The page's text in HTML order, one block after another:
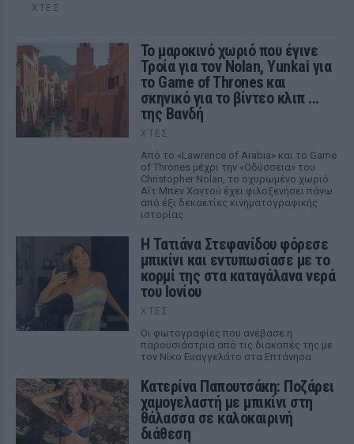
ΧΤΕΣ
Το μαροκινό χωριό που έγινε
Τροία για τον Nolan, Yunkai για
το Game of Thrones και
σκηνικό για το βίντεο κλιπ ...
της Βανδή
ΧΤΕΣ
Από το «Lawrence of Arabia» και το Game
of Thrones μέχρι την «Οδύσσεια» του
Christopher Nolan, το οχυρωμένο χωριό
Αΐτ Μπεν Χαντού έχει φιλοξενήσει πάνω
από έξι δεκαετίες κινηματογραφικής
ιστορίας
Η Τατιάνα Στεφανίδου φόρεσε
μπικίνι και εντυπωσίασε με το
κορμί της στα καταγάλανα νερά
του Ιονίου
ΧΤΕΣ
Οι φωτογραφίες που ανέβασε η
παρουσιάστρια από τις διακοπές της με
τον Νίκο Ευαγγελάτο στα Επτάνησα
Κατερίνα Παπουτσάκη: Ποζάρει
χαμογελαστή με μπικίνι στη
θάλασσα σε καλοκαιρινή
διάθεση